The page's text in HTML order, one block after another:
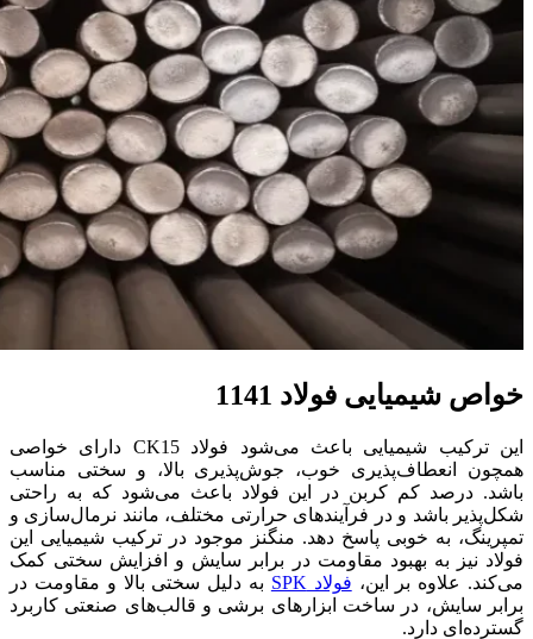
خواص شیمیایی فولاد 1141
این ترکیب شیمیایی باعث می‌شود فولاد CK15 دارای خواصی
همچون انعطاف‌پذیری خوب، جوش‌پذیری بالا، و سختی مناسب
باشد. درصد کم کربن در این فولاد باعث می‌شود که به راحتی
شکل‌پذیر باشد و در فرآیندهای حرارتی مختلف، مانند نرمال‌سازی و
تمپرینگ، به خوبی پاسخ دهد. منگنز موجود در ترکیب شیمیایی این
فولاد نیز به بهبود مقاومت در برابر سایش و افزایش سختی کمک
می‌کند. علاوه بر این، فولاد SPK
به دلیل سختی بالا و مقاومت در
برابر سایش، در ساخت ابزارهای برشی و قالب‌های صنعتی کاربرد
گسترده‌ای دارد.